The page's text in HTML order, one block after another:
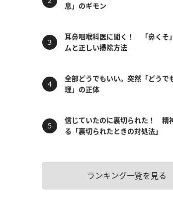
息」のギモン
耳鼻咽喉科医に聞く！ 「鼻くそ
ムと正しい掃除方法
全部どうでもいい。突然「どうで
理」の正体
信じていたのに裏切られた！ 精
る「裏切られたときの対処法」
ランキング一覧を見る